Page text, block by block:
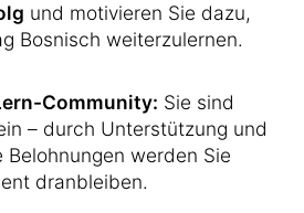
und motivieren Sie dazu,
Bosnisch weiterzulernen.
Community: Sie sind
– durch Unterstützung und
Belohnungen werden Sie
dranbleiben.